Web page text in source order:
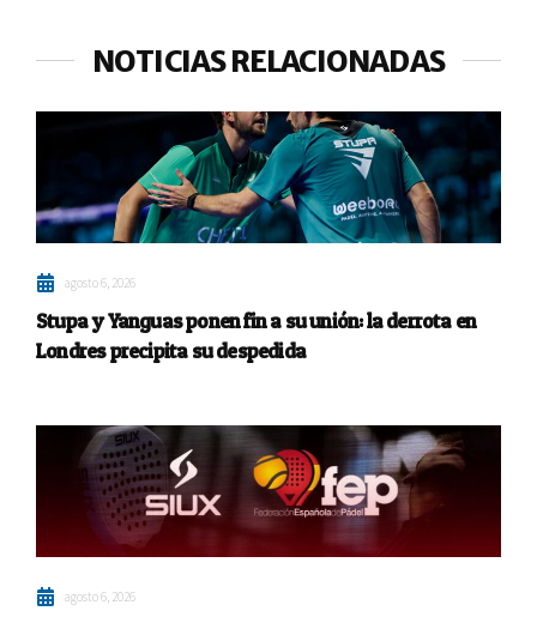
NOTICIAS RELACIONADAS
agosto 6, 2026
Stupa y Yanguas ponen fin a su unión: la derrota en
Londres precipita su despedida
agosto 6, 2026